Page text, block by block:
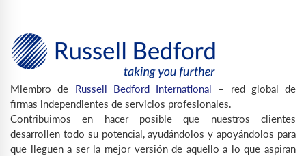
Miembro de Russell Bedford International – red global de
firmas independientes de servicios profesionales.
Contribuimos en hacer posible que nuestros clientes
desarrollen todo su potencial, ayudándolos y apoyándolos para
que lleguen a ser la mejor versión de aquello a lo que aspiran